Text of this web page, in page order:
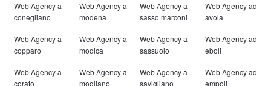
Web Agency a
conegliano
Web Agency a
modena
Web Agency a
sasso marconi
Web Agency ad
avola
Web Agency a
copparo
Web Agency a
modica
Web Agency a
sassuolo
Web Agency ad
eboli
Web Agency a
corato
Web Agency a
mogliano
Web Agency a
savigliano
Web Agency ad
empoli